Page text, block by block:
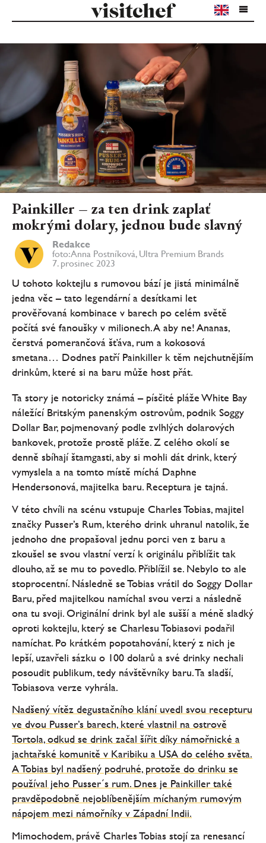
Painkiller – za ten drink zaplať
mokrými dolary, jednou bude slavný
Redakce
foto: Anna Postníková, Ultra Premium Brands
7. prosinec 2023
U tohoto koktejlu s rumovou bází je jistá minimálně
jedna věc – tato legendární a desítkami let
prověřovaná kombinace v barech po celém světě
počítá své fanoušky v milionech. A aby ne! Ananas,
čerstvá pomerančová šťáva, rum a kokosová
smetana… Dodnes patří Painkiller k těm nejchutnějším
drinkům, které si na baru může host přát.
Ta story je notoricky známá – písčité pláže White Bay
náležící Britským panenským ostrovům, podnik Soggy
Dollar Bar, pojmenovaný podle zvlhlých dolarových
bankovek, protože prostě pláže. Z celého okolí se
denně sbíhají štamgasti, aby si mohli dát drink, který
vymyslela a na tomto místě míchá Daphne
Hendersonová, majitelka baru. Receptura je tajná.
V této chvíli na scénu vstupuje Charles Tobias, majitel
značky Pusser’s Rum, kterého drink uhranul natolik, že
jednoho dne propašoval jednu porci ven z baru a
zkoušel se svou vlastní verzí k originálu přiblížit tak
dlouho, až se mu to povedlo. Přiblížil se. Nebylo to ale
stoprocentní. Následně se Tobias vrátil do Soggy Dollar
Baru, před majitelkou namíchal svou verzi a následně
ona tu svoji. Originální drink byl ale sušší a méně sladký
oproti koktejlu, který se Charlesu Tobiasovi podařil
namíchat. Po krátkém popotahování, který z nich je
lepší, uzavřeli sázku o 100 dolarů a své drinky nechali
posoudit publikum, tedy návštěvníky baru. Ta sladší,
Tobiasova verze vyhrála.
Nadšený vítěz degustačního klání uvedl svou recepturu
ve dvou Pusser’s barech, které vlastnil na ostrově
Tortola, odkud se drink začal šířit díky námořnické a
jachtařské komunitě v Karibiku a USA do celého světa.
A Tobias byl nadšený podruhé, protože do drinku se
používal jeho Pusser´s rum. Dnes je Painkiller také
pravděpodobně nejoblíbenějším míchaným rumovým
nápojem mezi námořníky v Západní Indii.
Mimochodem, právě Charles Tobias stojí za renesancí